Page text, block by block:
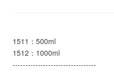
1511：500ml
1512：1000ml
---------------------------------